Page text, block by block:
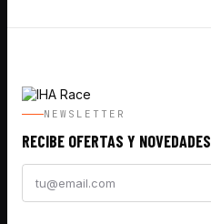
NEWSLETTER
RECIBE OFERTAS Y NOVEDADES